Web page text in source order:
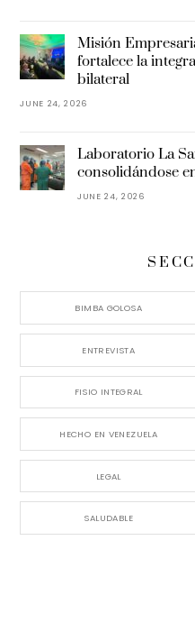
Misión
fortalece la
bilateral
JUNE 24, 2026
Laboratorio La
consolidándose
JUNE 24, 2026
BIMBA GOLOSA
ENTREVISTA
FISIO INTEGRAL
HECHO EN VENEZUELA
LEGAL
SALUDABLE